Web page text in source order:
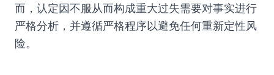
而，认定因不服从而构成重大过失需要对事实进行
严格分析，并遵循严格程序以避免任何重新定性风
险。